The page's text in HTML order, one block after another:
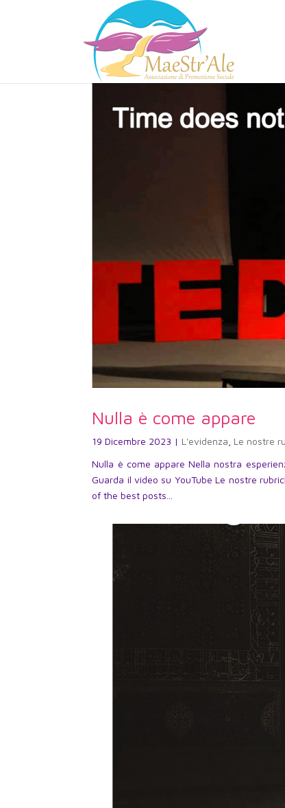
Nulla è come appare
19 Dicembre 2023 | L'evidenza Le nostre
Nulla è come appare Nella nostra
Guarda il video su YouTube Le nostre
of the best posts...